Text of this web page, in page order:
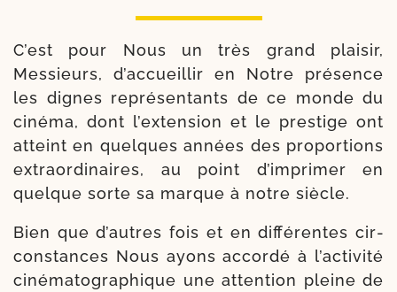
C’est pour Nous un très grand plai­sir,
Messieurs, d’ac­cueillir en Notre pré­sence
les dignes repré­sen­tants de ce monde du
ciné­ma, dont l’ex­ten­sion et le pres­tige ont
atteint en quelques années des pro­por­tions
extra­or­di­naires, au point d’im­pri­mer en
quelque sorte sa marque à notre siècle.
Bien que d’autres fois et en dif­fé­rentes cir­
cons­tances Nous ayons accor­dé à l’ac­ti­vi­té
ciné­ma­to­gra­phique une atten­tion pleine de